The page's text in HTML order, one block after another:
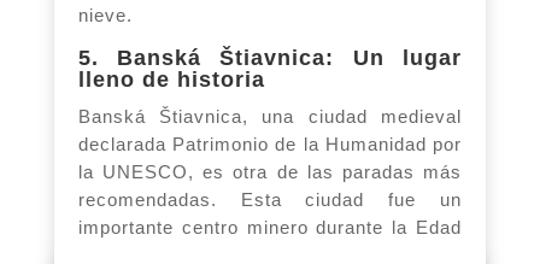
nieve.
5. Banská Štiavnica: Un lugar
lleno de historia
Banská Štiavnica, una ciudad medieval
declarada Patrimonio de la Humanidad por
la UNESCO, es otra de las paradas más
recomendadas. Esta ciudad fue un
importante centro minero durante la Edad